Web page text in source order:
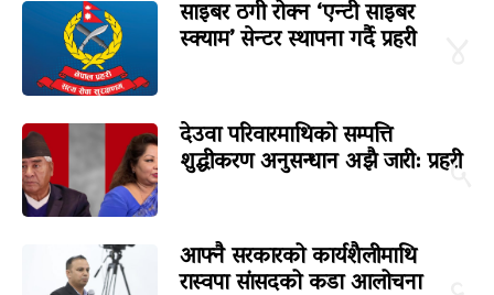
साइबर ठगी रोक्न ‘एन्टी साइबर
स्क्याम’ सेन्टर स्थापना गर्दै प्रहरी
५
देउवा परिवारमाथिको सम्पत्ति
शुद्धीकरण अनुसन्धान अझै जारी: प्रहरी
आफ्नै सरकारको कार्यशैलीमाथि
रास्वपा सांसदको कडा आलोचना